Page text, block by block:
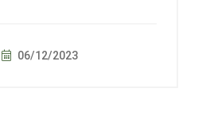
06/12/2023